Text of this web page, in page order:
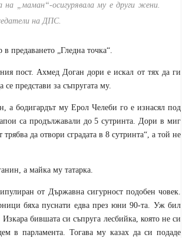
„маман“-осигурявала му е други жени.
на ДПС.
предаването „Гледна точка“.
пост. Ахмед Доган дори е искал от тях да ги
представи за съпругата му.
а бодигардът му Ерол Челеби го е изнасял под
са продължавали до 5 сутринта. Дори в миг
да отвори сградата в 8 сутринта“, а той не
а майка му татарка.
от Държавна сигурност подобен човек.
бяха пуснати едва през юни 90-та. Уж бил
бившата си съпруга лесбийка, която не си
в парламента. Тогава му казах да си подаде